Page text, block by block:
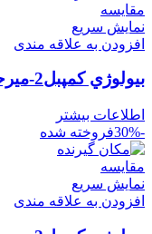
مقايسه
نمایش سریع
افزودن به علاقه مندی
بيولوژي کمپبل2-ميرحبيبي/خانه زيست شناسي
اطلاعات بیشتر
-30%
فروخته شده
مقايسه
نمایش سریع
افزودن به علاقه مندی